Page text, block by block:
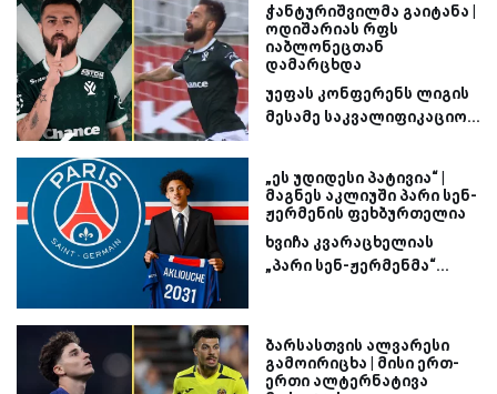
ჭანტურიშვილმა გაიტანა |
ოდიშარიას რფს
იაბლონეცთან
დამარცხდა
უეფას კონფერენს ლიგის
მესამე საკვალიფიკაციო...
„ეს უდიდესი პატივია“ |
მაგნეს აკლიუში პარი სენ-
ჟერმენის ფეხბურთელია
ხვიჩა კვარაცხელიას
„პარი სენ-ჟერმენმა“...
ბარსასთვის ალვარესი
გამოირიცხა | მისი ერთ-
ერთი ალტერნატივა